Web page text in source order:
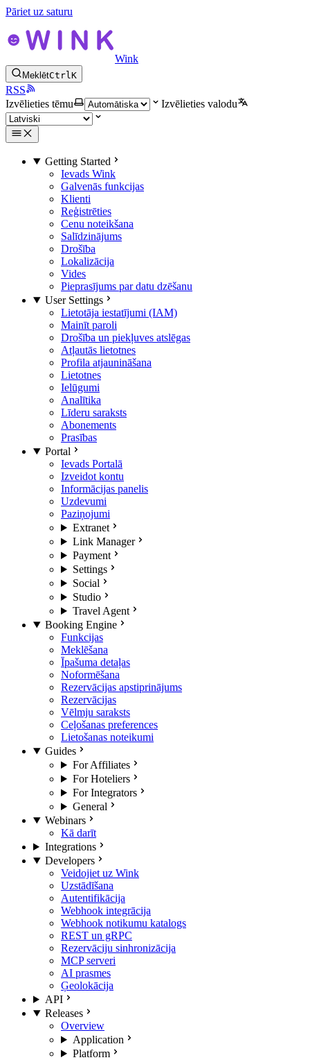
Pāriet uz saturu
Wink
MeklētCtrlK
RSS
Izvēlieties tēmu
Izvēlieties valodu
Getting Started
Ievads Wink
Galvenās funkcijas
Klienti
Reģistrēties
Cenu noteikšana
Salīdzinājums
Drošība
Lokalizācija
Vides
Pieprasījums par datu dzēšanu
User Settings
Lietotāja iestatījumi (IAM)
Mainīt paroli
Drošība un piekļuves atslēgas
Atļautās lietotnes
Profila atjaunināšana
Lietotnes
Ielūgumi
Analītika
Līderu saraksts
Abonements
Prasības
Portal
Ievads Portalā
Izveidot kontu
Informācijas panelis
Uzdevumi
Paziņojumi
Extranet
Link Manager
Payment
Settings
Social
Studio
Travel Agent
Booking Engine
Funkcijas
Meklēšana
Īpašuma detaļas
Noformēšana
Rezervācijas apstiprinājums
Rezervācijas
Vēlmju saraksts
Ceļošanas preferences
Lietošanas noteikumi
Guides
For Affiliates
For Hoteliers
For Integrators
General
Webinars
Kā darīt
Integrations
Developers
Veidojiet uz Wink
Uzstādīšana
Autentifikācija
Webhook integrācija
Webhook notikumu katalogs
REST un gRPC
Rezervāciju sinhronizācija
MCP serveri
AI prasmes
Ģeolokācija
API
Releases
Overview
Application
Platform